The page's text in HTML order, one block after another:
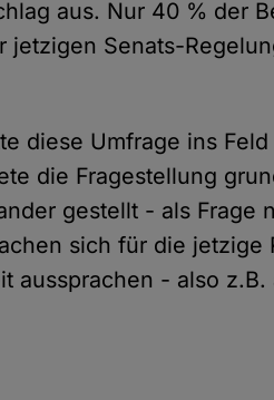
aus. Nur 40 % der
jetzigen Senats-
diese Umfrage ins
die Fragestellung
gestellt - als Frage
sich für die jetzige
aussprachen - also